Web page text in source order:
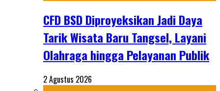
CFD BSD Diproyeksikan Jadi Daya
Tarik Wisata Baru Tangsel, Layani
Olahraga hingga Pelayanan Publik
2 Agustus 2026